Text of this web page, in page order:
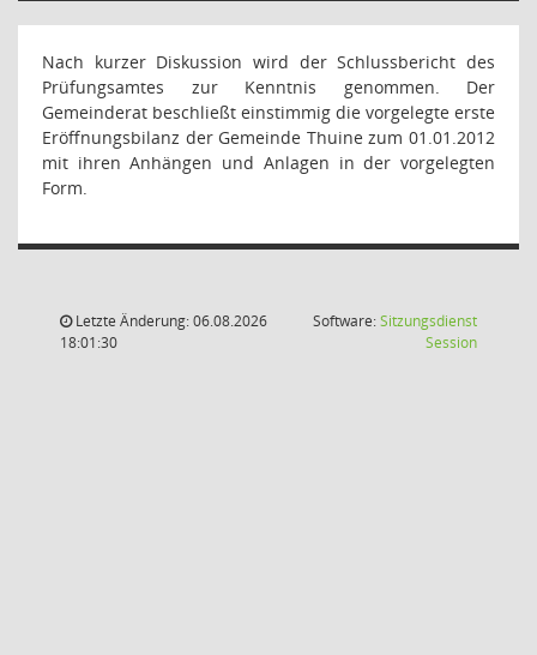
Nach kurzer Diskussion wird der Schlussbericht des
Prüfungsamtes zur Kenntnis genommen. Der
Gemeinderat beschließt einstimmig die vorgelegte erste
Eröffnungsbilanz der Gemeinde Thuine zum 01.01.2012
mit ihren Anhängen und Anlagen in der vorgelegten
Form.
Letzte Änderung: 06.08.2026
18:01:30
Software:Sitzungsdienst
Session(Wird in